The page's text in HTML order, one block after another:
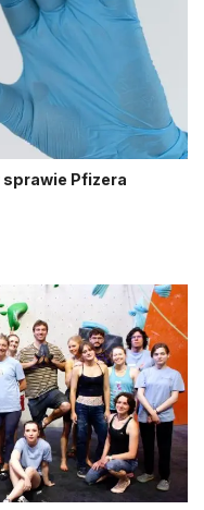
sprawie Pfizera